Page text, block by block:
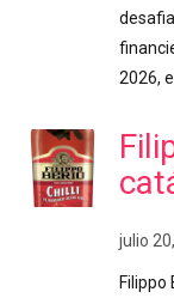
2026,
julio